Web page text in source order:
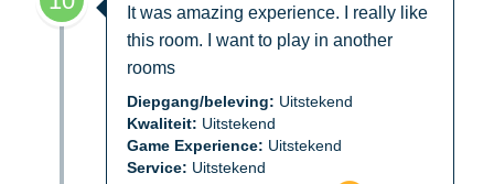
It was amazing experience. I really like
this room. I want to play in another
rooms
Diepgang/beleving: Uitstekend
Kwaliteit: Uitstekend
Game Experience: Uitstekend
Service: Uitstekend